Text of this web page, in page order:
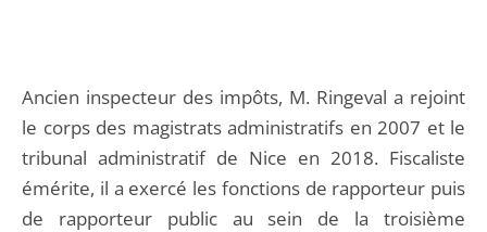
Ancien inspecteur des impôts, M. Ringeval a rejoint
le corps des magistrats administratifs en 2007 et le
tribunal administratif de Nice en 2018. Fiscaliste
émérite, il a exercé les fonctions de rapporteur puis
de rapporteur public au sein de la troisième